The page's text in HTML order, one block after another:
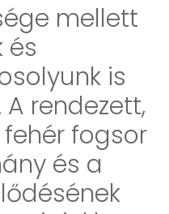
mellett
és
is
rendezett,
fogsor
és a